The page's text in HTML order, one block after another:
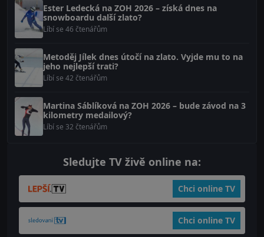
Ester Ledecká na ZOH 2026 – získá dnes na
snowboardu další zlato?
Líbí se 46 čtenářům
Metoděj Jílek dnes útočí na zlato. Vyjde mu to na
jeho nejlepší trati?
Líbí se 42 čtenářům
Martina Sáblíková na ZOH 2026 – bude závod na 3
kilometry medailový?
Líbí se 32 čtenářům
Sledujte TV živě online na:
Chci online TV
Chci online TV